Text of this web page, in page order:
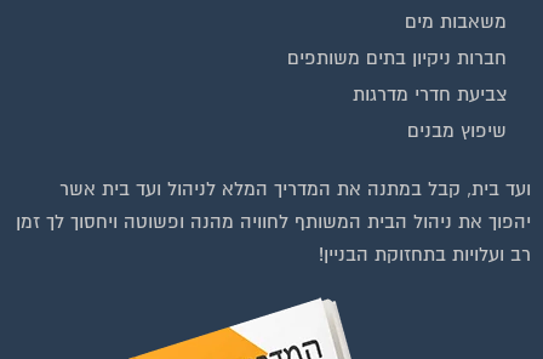
משאבות מים
חברות ניקיון בתים משותפים
צביעת חדרי מדרגות
שיפוץ מבנים
ועד בית, קבל במתנה את המדריך המלא לניהול ועד בית אשר
יהפוך את ניהול הבית המשותף לחוויה מהנה ופשוטה ויחסוך לך זמן
רב ועלויות בתחזוקת הבניין!